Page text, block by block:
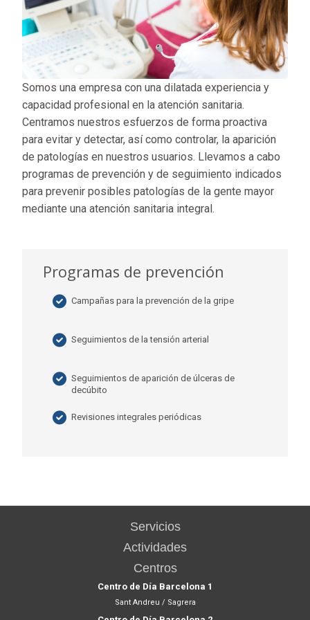
Somos una empresa con una dilatada experiencia y
capacidad profesional en la atención sanitaria.
Centramos nuestros esfuerzos de forma proactiva
para evitar y detectar, así como controlar, la aparición
de patologías en nuestros usuarios. Llevamos a cabo
programas de prevención y de seguimiento indicados
para prevenir posibles patologías de la gente mayor
mediante una atención sanitaria integral.
Programas de prevención
Campañas para la prevención de la gripe
Seguimientos de la tensión arterial
Seguimientos de aparición de úlceras de
decúbito
Revisiones integrales periódicas
Servicios
Actividades
Centros
Centro de Día Barcelona 1
Sant Andreu / Sagrera